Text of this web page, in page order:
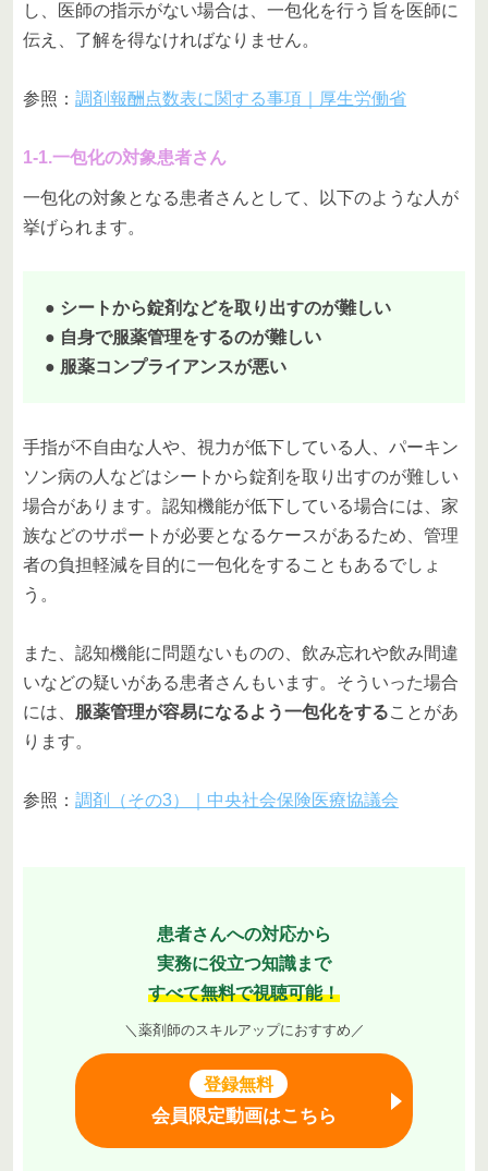
し、医師の指示がない場合は、一包化を行う旨を医師に
伝え、了解を得なければなりません。
参照： 調剤報酬点数表に関する事項｜厚生労働省
1-1.一包化の対象患者さん
一包化の対象となる患者さんとして、以下のような人が
挙げられます。
● シートから錠剤などを取り出すのが難しい
● 自身で服薬管理をするのが難しい
● 服薬コンプライアンスが悪い
手指が不自由な人や、視力が低下している人、パーキン
ソン病の人などはシートから錠剤を取り出すのが難しい
場合があります。認知機能が低下している場合には、家
族などのサポートが必要となるケースがあるため、管理
者の負担軽減を目的に一包化をすることもあるでしょ
う。
また、認知機能に問題ないものの、飲み忘れや飲み間違
いなどの疑いがある患者さんもいます。そういった場合
には、
服薬管理が容易になるよう一包化をすることがあ
ります。
参照： 調剤（その3）｜中央社会保険医療協議会
患者さんへの対応から
実務に役立つ知識まで
すべて無料で視聴可能！
＼薬剤師のスキルアップにおすすめ／
登録無料
会員限定動画はこちら